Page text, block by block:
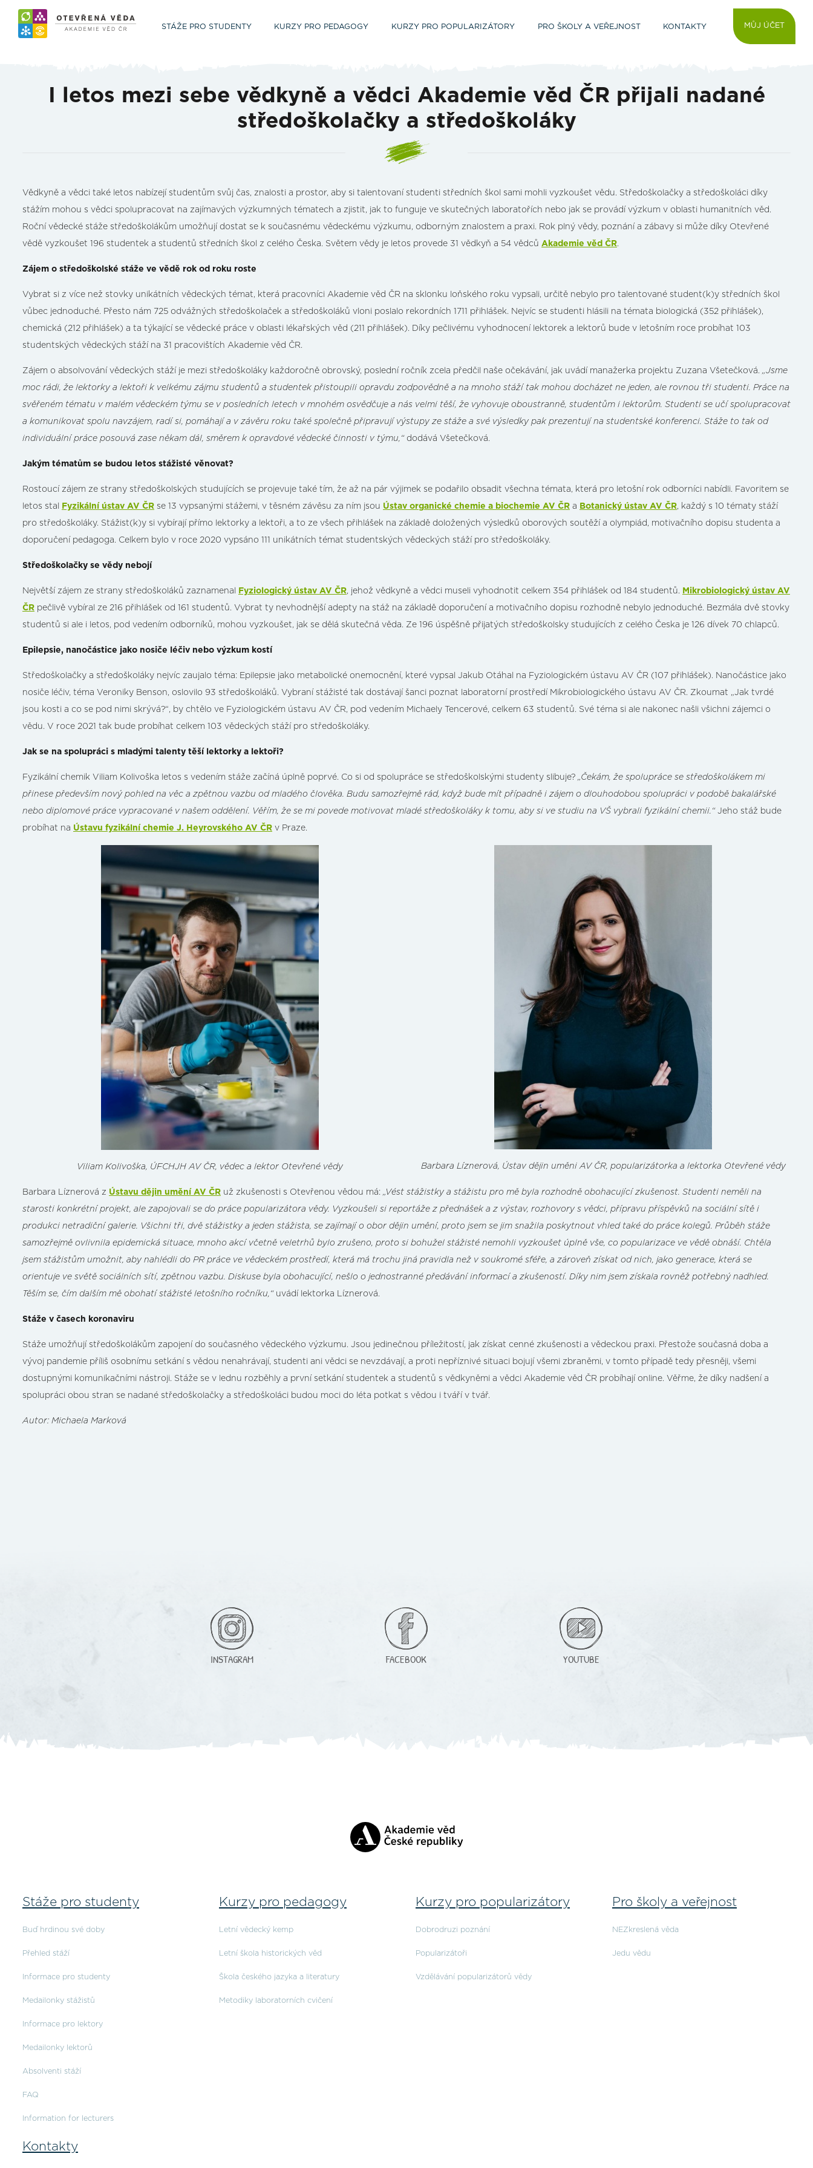
STÁŽE PRO STUDENTY KURZY PRO PEDAGOGY KURZY PRO POPULARIZÁTORY PRO ŠKOLY A VEŘEJNOST KONTAKTY MŮJ ÚČET
I letos mezi sebe vědkyně a vědci Akademie věd ČR přijali nadané
středoškolačky a středoškoláky
Vědkyně a vědci také letos nabízejí studentům svůj čas, znalosti a prostor, aby si talentovaní studenti středních škol sami mohli vyzkoušet vědu. Středoškolačky a středoškoláci díky
stážím mohou s vědci spolupracovat na zajímavých výzkumných tématech a zjistit, jak to funguje ve skutečných laboratořích nebo jak se provádí výzkum v oblasti humanitních věd.
Roční vědecké stáže středoškolákům umožňují dostat se k současnému vědeckému výzkumu, odborným znalostem a praxi. Rok plný vědy, poznání a zábavy si může díky Otevřené
vědě vyzkoušet 196 studentek a studentů středních škol z celého Česka. Světem vědy je letos provede 31 vědkyň a 54 vědců Akademie věd ČR.
Zájem o středoškolské stáže ve vědě rok od roku roste
Vybrat si z více než stovky unikátních vědeckých témat, která pracovníci Akademie věd ČR na sklonku loňského roku vypsali, určitě nebylo pro talentované student(k)y středních škol
vůbec jednoduché. Přesto nám 725 odvážných středoškolaček a středoškoláků vloni poslalo rekordních 1711 přihlášek. Nejvíc se studenti hlásili na témata biologická (352 přihlášek),
chemická (212 přihlášek) a ta týkající se vědecké práce v oblasti lékařských věd (211 přihlášek). Díky pečlivému vyhodnocení lektorek a lektorů bude v letošním roce probíhat 103
studentských vědeckých stáží na 31 pracovištích Akademie věd ČR.
Zájem o absolvování vědeckých stáží je mezi středoškoláky každoročně obrovský, poslední ročník zcela předčil naše očekávání, jak uvádí manažerka projektu Zuzana Všetečková. „Jsme
moc rádi, že lektorky a lektoři k velkému zájmu studentů a studentek přistoupili opravdu zodpovědně a na mnoho stáží tak mohou docházet ne jeden, ale rovnou tři studenti. Práce na
svěřeném tématu v malém vědeckém týmu se v posledních letech v mnohém osvědčuje a nás velmi těší, že vyhovuje oboustranně, studentům i lektorům. Studenti se učí spolupracovat
a komunikovat spolu navzájem, radí si, pomáhají a v závěru roku také společně připravují výstupy ze stáže a své výsledky pak prezentují na studentské konferenci. Stáže to tak od
individuální práce posouvá zase někam dál, směrem k opravdové vědecké činnosti v týmu,“ dodává Všetečková.
Jakým tématům se budou letos stážisté věnovat?
Rostoucí zájem ze strany středoškolských studujících se projevuje také tím, že až na pár výjimek se podařilo obsadit všechna témata, která pro letošní rok odborníci nabídli. Favoritem se
letos stal
Fyzikální ústav AV ČR se 13 vypsanými stážemi, v těsném závěsu za ním jsou Ústav organické chemie a biochemie AV ČR a Botanický ústav AV ČR, každý s 10 tématy stáží
pro středoškoláky. Stážist(k)y si vybírají přímo lektorky a lektoři, a to ze všech přihlášek na základě doložených výsledků oborových soutěží a olympiád, motivačního dopisu studenta a
doporučení pedagoga. Celkem bylo v roce 2020 vypsáno 111 unikátních témat studentských vědeckých stáží pro středoškoláky.
Středoškolačky se vědy nebojí
Největší zájem ze strany středoškoláků zaznamenal Fyziologický ústav AV ČR, jehož vědkyně a vědci museli vyhodnotit celkem 354 přihlášek od 184 studentů. Mikrobiologický ústav AV
ČR pečlivě vybíral ze 216 přihlášek od 161 studentů. Vybrat ty nevhodnější adepty na stáž na základě doporučení a motivačního dopisu rozhodně nebylo jednoduché. Bezmála dvě stovky
studentů si ale i letos, pod vedením odborníků, mohou vyzkoušet, jak se dělá skutečná věda. Ze 196 úspěšně přijatých středoškolsky studujících z celého Česka je 126 dívek 70 chlapců.
Epilepsie, nanočástice jako nosiče léčiv nebo výzkum kostí
Středoškolačky a středoškoláky nejvíc zaujalo téma: Epilepsie jako metabolické onemocnění, které vypsal Jakub Otáhal na Fyziologickém ústavu AV ČR (107 přihlášek). Nanočástice jako
nosiče léčiv, téma Veroniky Benson, oslovilo 93 středoškoláků. Vybraní stážisté tak dostávají šanci poznat laboratorní prostředí Mikrobiologického ústavu AV ČR. Zkoumat „Jak tvrdé
jsou kosti a co se pod nimi skrývá?“, by chtělo ve Fyziologickém ústavu AV ČR, pod vedením Michaely Tencerové, celkem 63 studentů. Své téma si ale nakonec našli všichni zájemci o
vědu. V roce 2021 tak bude probíhat celkem 103 vědeckých stáží pro středoškoláky.
Jak se na spolupráci s mladými talenty těší lektorky a lektoři?
Fyzikální chemik Viliam Kolivoška letos s vedením stáže začíná úplně poprvé. Co si od spolupráce se středoškolskými studenty slibuje? „Čekám, že spolupráce se středoškolákem mi
přinese především nový pohled na věc a zpětnou vazbu od mladého člověka. Budu samozřejmě rád, když bude mít případně i zájem o dlouhodobou spolupráci v podobě bakalářské
nebo diplomové práce vypracované v našem oddělení. Věřím, že se mi povede motivovat mladé středoškoláky k tomu, aby si ve studiu na VŠ vybrali fyzikální chemii.“ Jeho stáž bude
probíhat na Ústavu fyzikální chemie J. Heyrovského AV ČR v Praze.
Viliam Kolivoška, ÚFCHJH AV ČR, vědec a lektor Otevřené vědy Barbara Líznerová, Ústav dějin uměni AV ČR, popularizátorka a lektorka Otevřené vědy
Barbara Líznerová z Ústavu dějin umění AV ČR už zkušenosti s Otevřenou vědou má: „Vést stážistky a stážistu pro mě byla rozhodně obohacující zkušenost. Studenti neměli na
starosti konkrétní projekt, ale zapojovali se do práce popularizátora vědy. Vyzkoušeli si reportáže z přednášek a z výstav, rozhovory s vědci, přípravu příspěvků na sociální sítě i
produkci netradiční galerie. Všichni tři, dvě stážistky a jeden stážista, se zajímají o obor dějin umění, proto jsem se jim snažila poskytnout vhled také do práce kolegů. Průběh stáže
samozřejmě ovlivnila epidemická situace, mnoho akcí včetně veletrhů bylo zrušeno, proto si bohužel stážisté nemohli vyzkoušet úplně vše, co popularizace ve vědě obnáší. Chtěla
jsem stážistům umožnit, aby nahlédli do PR práce ve vědeckém prostředí, která má trochu jiná pravidla než v soukromé sféře, a zároveň získat od nich, jako generace, která se
orientuje ve světě sociálních sítí, zpětnou vazbu. Diskuse byla obohacující, nešlo o jednostranné předávání informací a zkušeností. Díky nim jsem získala rovněž potřebný nadhled.
Těším se, čím dalším mě obohatí stážisté letošního ročníku,“ uvádí lektorka Líznerová.
Stáže v časech koronaviru
Stáže umožňují středoškolákům zapojení do současného vědeckého výzkumu. Jsou jedinečnou příležitostí, jak získat cenné zkušenosti a vědeckou praxi. Přestože současná doba a
vývoj pandemie příliš osobnímu setkání s vědou nenahrávají, studenti ani vědci se nevzdávají, a proti nepříznivé situaci bojují všemi zbraněmi, v tomto případě tedy přesněji, všemi
dostupnými komunikačními nástroji. Stáže se v lednu rozběhly a první setkání studentek a studentů s vědkyněmi a vědci Akademie věd ČR probíhají online. Věřme, že díky nadšení a
spolupráci obou stran se nadané středoškolačky a středoškoláci budou moci do léta potkat s vědou i tváří v tvář.
Autor: Michaela Marková
INSTAGRAM FACEBOOK YOUTUBE
Stáže pro studenty
Buď hrdinou své doby
Přehled stáží
Informace pro studenty
Medailonky stážistů
Informace pro lektory
Medailonky lektorů
Absolventi stáží
FAQ
Information for lecturers
Kurzy pro pedagogy
Letní vědecký kemp
Letní škola historických věd
Škola českého jazyka a literatury
Metodiky laboratorních cvičení
Kurzy pro popularizátory
Dobrodruzi poznání
Popularizátoři
Vzdělávání popularizátorů vědy
Pro školy a veřejnost
NEZkreslená věda
Jedu vědu
Kontakty